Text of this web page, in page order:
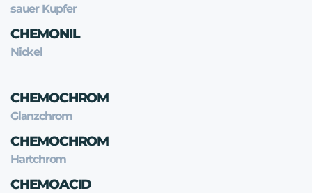
sauer Kupfer
CHEMONIL
Nickel
CHEMOCHROM
Glanzchrom
CHEMOCHROM
Hartchrom
CHEMOACID